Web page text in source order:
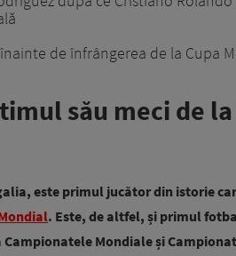
de înfrângerea de la Cupa
său meci de la
este primul jucător din istorie
. Este, de altfel, și primul
Mondiale și